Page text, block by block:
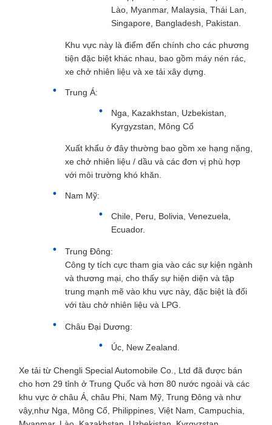
Lào, Myanmar, Malaysia, Thái Lan,
Singapore, Bangladesh, Pakistan.
Khu vực này là điểm đến chính cho các phương
tiện đặc biệt khác nhau, bao gồm máy nén rác,
xe chở nhiên liệu và xe tải xây dựng.
Trung Á:
Nga, Kazakhstan, Uzbekistan,
Kyrgyzstan, Mông Cổ
Xuất khẩu ở đây thường bao gồm xe hạng nặng,
xe chở nhiên liệu / dầu và các đơn vị phù hợp
với môi trường khó khăn.
Nam Mỹ:
Chile, Peru, Bolivia, Venezuela,
Ecuador.
Trung Đông:
Công ty tích cực tham gia vào các sự kiện ngành
và thương mại, cho thấy sự hiện diện và tập
trung mạnh mẽ vào khu vực này, đặc biệt là đối
với tàu chở nhiên liệu và LPG.
Châu Đại Dương:
Úc, New Zealand.
Xe tải từ Chengli Special Automobile Co., Ltd đã được bán
cho hơn 29 tỉnh ở Trung Quốc và hơn 80 nước ngoài và các
khu vực ở châu Á, châu Phi, Nam Mỹ, Trung Đông và như
vậy,như Nga, Mông Cổ, Philippines, Việt Nam, Campuchia,